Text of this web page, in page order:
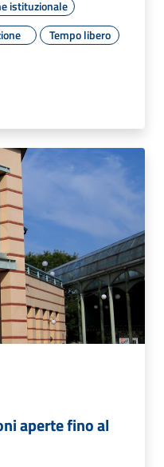
istituzionale
Tempo libero
aperte fino al